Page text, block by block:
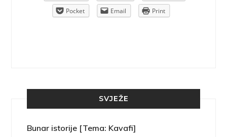
Pocket
Email Print
SVJEŽE
Bunar istorije [Tema: Kavafi]